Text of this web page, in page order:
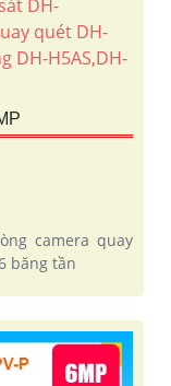
camera quay
băng tần